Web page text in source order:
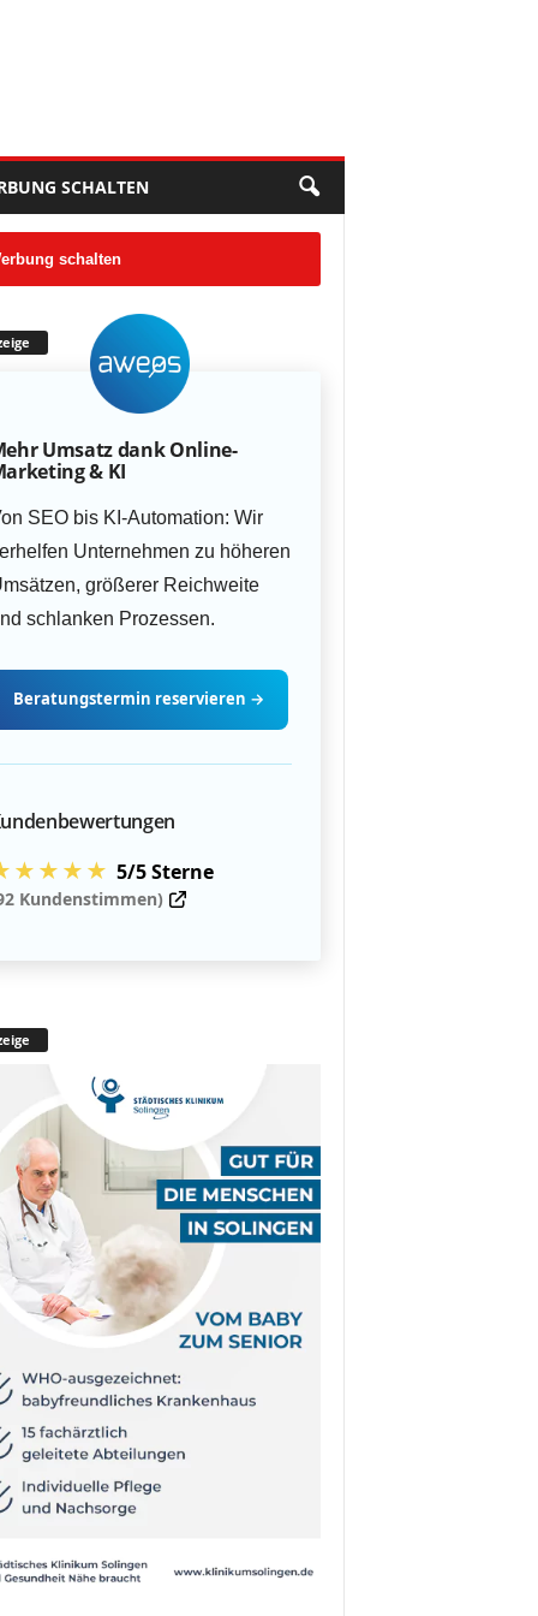
SCHALTEN
schalten
Umsatz dank Online-
& KI
SEO bis KI-Automation: Wir
Unternehmen zu höheren
größerer Reichweite
schlanken Prozessen.
Beratungstermin reservieren →
5/5 Sterne
Kundenstimmen)